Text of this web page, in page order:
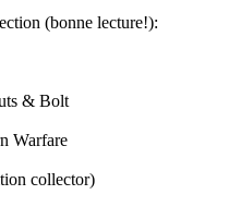
(bonne lecture!):
& Bolt
Warfare
collector)